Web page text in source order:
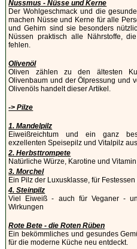
Nussmus - Nüsse und Kerne
Der Wohlgeschmack und die
machen Nüsse und Kerne für alle
und Gehirn sind sie besonders
Nüssen praktisch alle Nährstoffe,
fehlen.
Olivenöl
Oliven zählen zu den ältesten
Olivenbaum und der Ölpressung und
Olivenöls handelt dieser Artikel.
-> Pilze
1. Mandelpilz
Eiweißreichtum und ein ganz
exzellenten Speisepilz und Vitalpilz
2. Herbsttrompete
Natürliche Würze, Karotine und
3. Morchel
Ein Pilz der Luxusklasse, für
4. Steinpilz
Viel Eiweiß - auch für Veganer -
Wirkungen
Rote Bete - die Roten Rüben
Ein bekömmliches und gesundes
für die moderne Küche neu entdeckt.